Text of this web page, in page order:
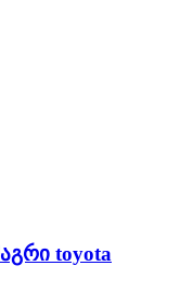
toyota